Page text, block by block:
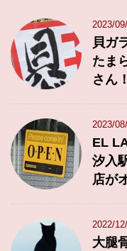
2023/
貝ガ
たま
さん！
2023/
EL
汐入
店が
2022/
大腿